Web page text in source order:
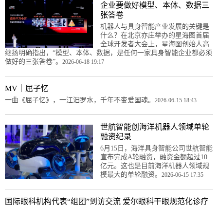
企业要做好模型、本体、数据三
张答卷
机器人与具身智能产业发展的关键是
什么？在北京亦庄举办的星海图首届
全球开发者大会上，星海图创始人高
继扬明确指出，“模型、本体、数据，是任何一家具身智能企业都必须
做好的三张答卷”。 2026-06-18 19:17
MV｜屈子忆
一曲《屈子忆》，一江汨罗水，千年不变爱国魂。 2026-06-15 18:43
世航智能创海洋机器人领域单轮
融资纪录
6月15日，海洋具身智能公司世航智能
宣布完成A轮融资，融资金额超过10
亿元。这也是目前海洋机器人领域规
模最大的单轮融资。 2026-06-15 17:35
国际眼科机构代表“组团”到访交流 爱尔眼科干眼规范化诊疗